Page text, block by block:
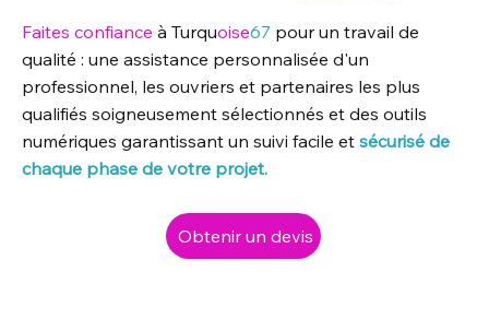
Faites confiance à Turquoise67 pour un travail de
qualité : une assistance personnalisée d'un
professionnel, les ouvriers et partenaires les plus
qualifiés soigneusement sélectionnés et des outils
numériques garantissant un suivi facile etsécurisé de
chaque phase de votre projet.
Obtenir un devis